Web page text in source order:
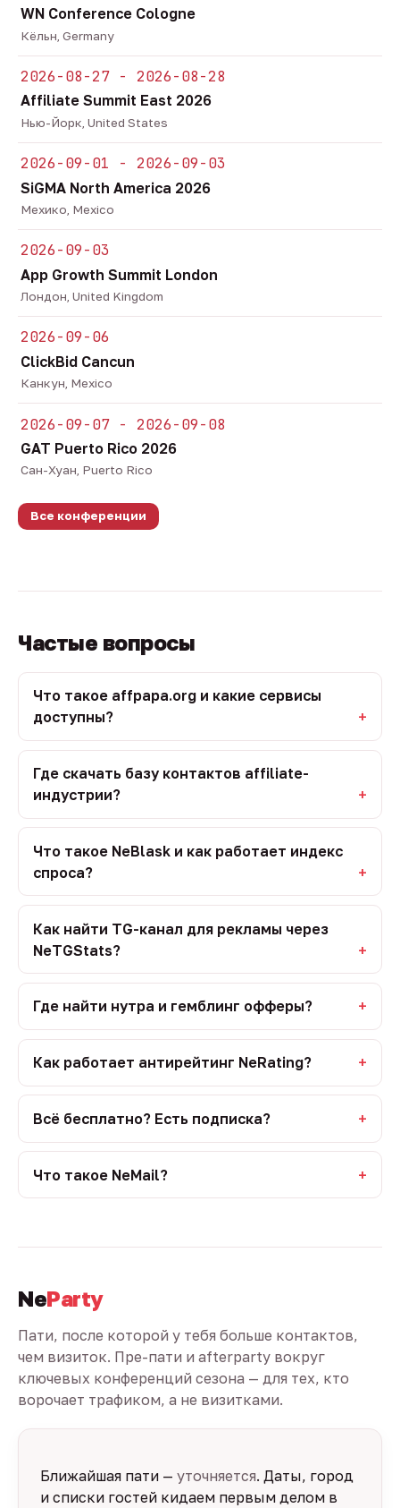
WN Conference Cologne
Кёльн, Germany
2026-08-27 - 2026-08-28
Affiliate Summit East 2026
Нью-Йорк, United States
2026-09-01 - 2026-09-03
SiGMA North America 2026
Мехико, Mexico
2026-09-03
App Growth Summit London
Лондон, United Kingdom
2026-09-06
ClickBid Cancun
Канкун, Mexico
2026-09-07 - 2026-09-08
GAT Puerto Rico 2026
Сан-Хуан, Puerto Rico
Все конференции
Частые вопросы
Что такое affpapa.org и какие сервисы
доступны?
Где скачать базу контактов affiliate-
индустрии?
Что такое NeBlask и как работает индекс
спроса?
Как найти TG-канал для рекламы через
NeTGStats?
Где найти нутра и гемблинг офферы?
Как работает антирейтинг NeRating?
Всё бесплатно? Есть подписка?
Что такое NeMail?
NeParty
Пати, после которой у тебя больше контактов,
чем визиток. Пре-пати и afterparty вокруг
ключевых конференций сезона — для тех, кто
ворочает трафиком, а не визитками.
Ближайшая пати — уточняется. Даты, город
и списки гостей кидаем первым делом в